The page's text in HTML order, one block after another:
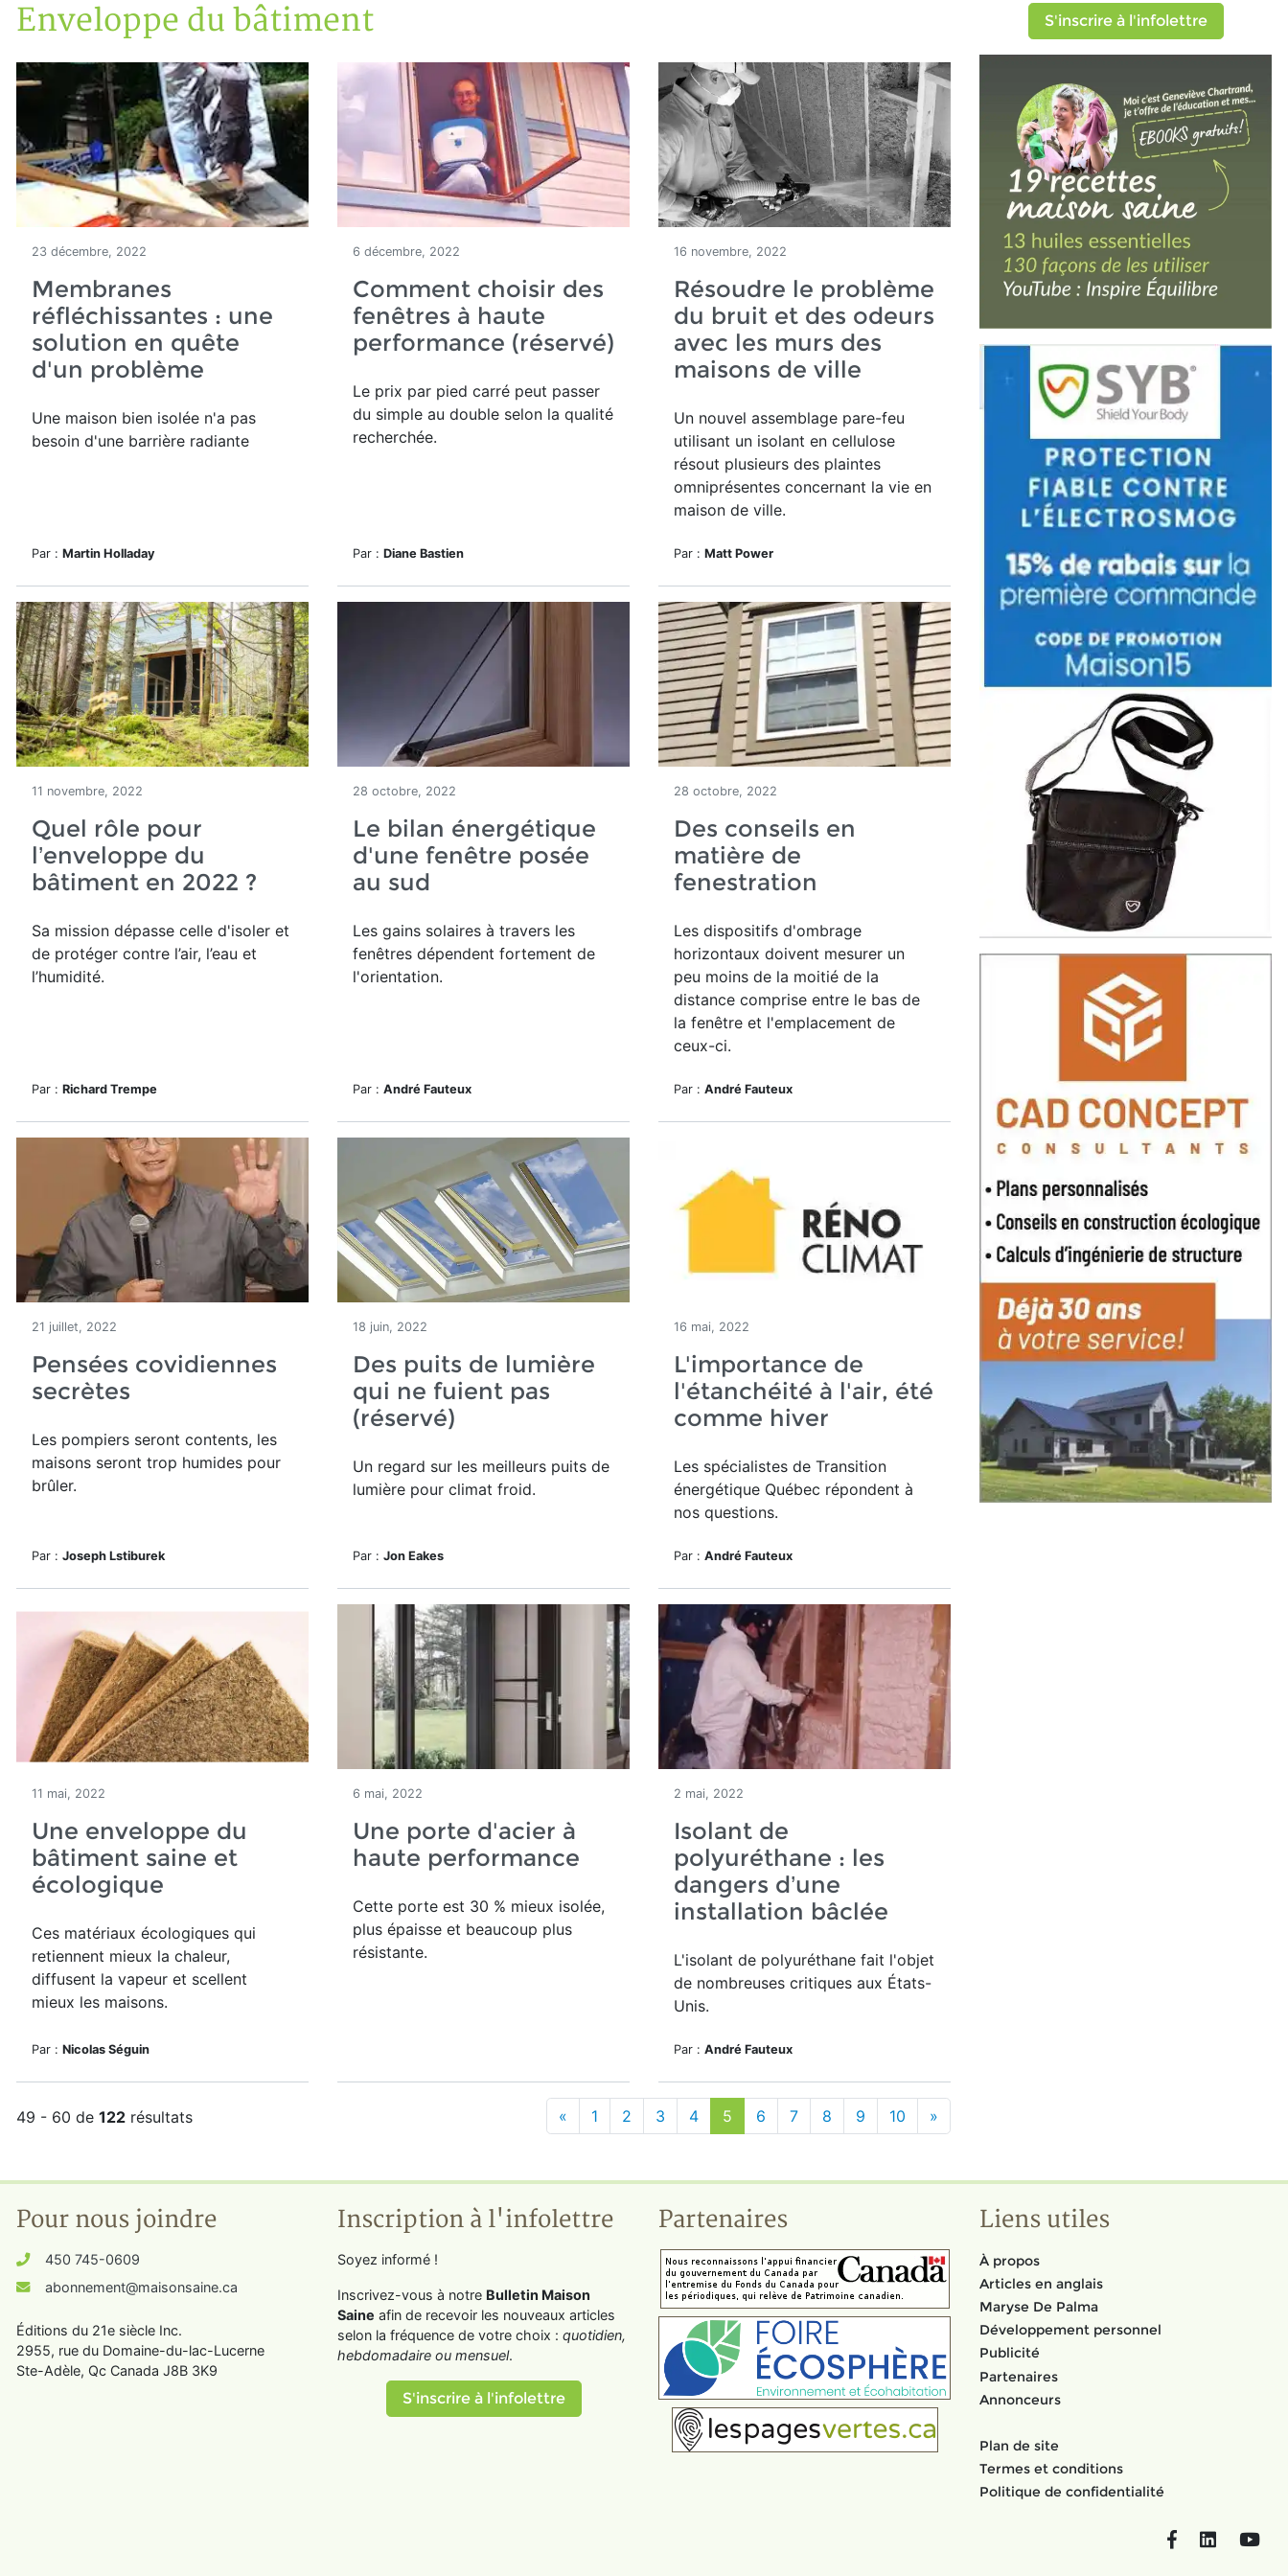
Accueil
Articles
Construction verte
Enveloppe du bâtiment
Enveloppe du bâtiment
23 décembre, 2022
Membranes
réfléchissantes : une
solution en quête
d'un problème
Une maison bien isolée n'a pas
besoin d'une barrière radiante
Par : Martin Holladay
6 décembre, 2022
Comment choisir des
fenêtres à haute
performance (réservé)
Le prix par pied carré peut passer
du simple au double selon la qualité
recherchée.
Par : Diane Bastien
16 novembre, 2022
Résoudre le problème
du bruit et des odeurs
avec les murs des
maisons de ville
Un nouvel assemblage pare-feu
utilisant un isolant en cellulose
résout plusieurs des plaintes
omniprésentes concernant la vie en
maison de ville.
Par : Matt Power
11 novembre, 2022
Quel rôle pour
l’enveloppe du
bâtiment en 2022 ?
Sa mission dépasse celle d'isoler et
de protéger contre l’air, l’eau et
l’humidité.
Par : Richard Trempe
28 octobre, 2022
Le bilan énergétique
d'une fenêtre posée
au sud
Les gains solaires à travers les
fenêtres dépendent fortement de
l'orientation.
Par : André Fauteux
28 octobre, 2022
Des conseils en
matière de
fenestration
Les dispositifs d'ombrage
horizontaux doivent mesurer un
peu moins de la moitié de la
distance comprise entre le bas de
la fenêtre et l'emplacement de
ceux-ci.
Par : André Fauteux
21 juillet, 2022
Pensées covidiennes
secrètes
Les pompiers seront contents, les
maisons seront trop humides pour
brûler.
Par : Joseph Lstiburek
18 juin, 2022
Des puits de lumière
qui ne fuient pas
(réservé)
Un regard sur les meilleurs puits de
lumière pour climat froid.
Par : Jon Eakes
16 mai, 2022
L'importance de
l'étanchéité à l'air, été
comme hiver
Les spécialistes de Transition
énergétique Québec répondent à
nos questions.
Par : André Fauteux
11 mai, 2022
Une enveloppe du
bâtiment saine et
écologique
Ces matériaux écologiques qui
retiennent mieux la chaleur,
diffusent la vapeur et scellent
mieux les maisons.
Par : Nicolas Séguin
6 mai, 2022
Une porte d'acier à
haute performance
Cette porte est 30 % mieux isolée,
plus épaisse et beaucoup plus
résistante.
2 mai, 2022
Isolant de
polyuréthane : les
dangers d’une
installation bâclée
L'isolant de polyuréthane fait l'objet
de nombreuses critiques aux États-
Unis.
Par : André Fauteux
49 - 60 de 122 résultats « 1 2 3 4 5 6 7 8 9 10 »
S'inscrire à l'infolettre
Pour nous joindre
450 745-0609
abonnement@maisonsaine.ca
Éditions du 21e siècle Inc.
2955, rue du Domaine-du-lac-Lucerne
Ste-Adèle, Qc Canada J8B 3K9
Inscription à l'infolettre
Soyez informé !
Inscrivez-vous à notre Bulletin Maison
Saine afin de recevoir les nouveaux articles
selon la fréquence de votre choix : quotidien,
hebdomadaire ou mensuel.
S'inscrire à l'infolettre
Partenaires Liens utiles
À propos
Articles en anglais
Maryse De Palma
Développement personnel
Publicité
Partenaires
Annonceurs
Plan de site
Termes et conditions
Politique de confidentialité
FacebookLinkedIn